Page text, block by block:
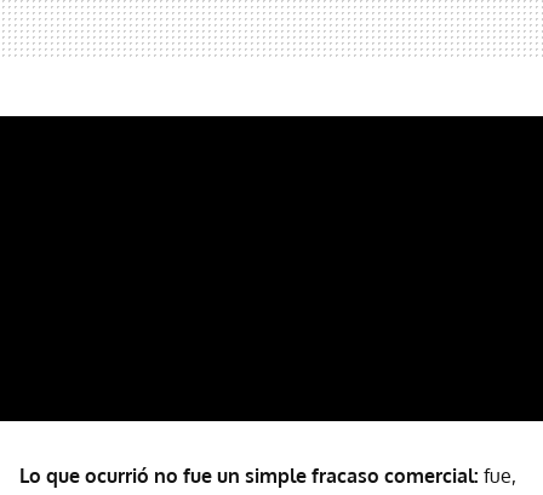
Lo que ocurrió no fue un simple fracaso comercial: fue,